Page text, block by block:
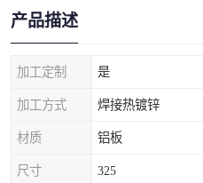
产品描述
加工定制 是
加工方式 焊接热镀锌
材质 铝板
尺寸 325